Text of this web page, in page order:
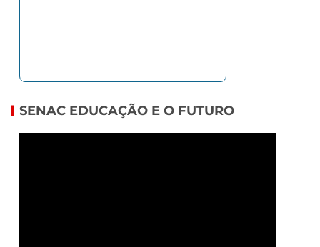
SENAC EDUCAÇÃO E O FUTURO